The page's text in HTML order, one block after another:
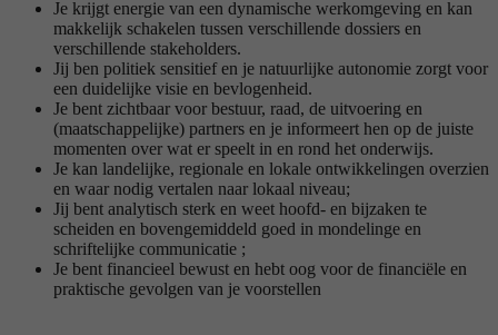
Je krijgt energie van een dynamische werkomgeving en kan
makkelijk schakelen tussen verschillende dossiers en
verschillende stakeholders.
Jij ben politiek sensitief en je natuurlijke autonomie zorgt voor
een duidelijke visie en bevlogenheid.
Je bent zichtbaar voor bestuur, raad, de uitvoering en
(maatschappelijke) partners en je informeert hen op de juiste
momenten over wat er speelt in en rond het onderwijs.
Je kan landelijke, regionale en lokale ontwikkelingen overzien
en waar nodig vertalen naar lokaal niveau;
Jij bent analytisch sterk en weet hoofd- en bijzaken te
scheiden en bovengemiddeld goed in mondelinge en
schriftelijke communicatie ;
Je bent financieel bewust en hebt oog voor de financiële en
praktische gevolgen van je voorstellen